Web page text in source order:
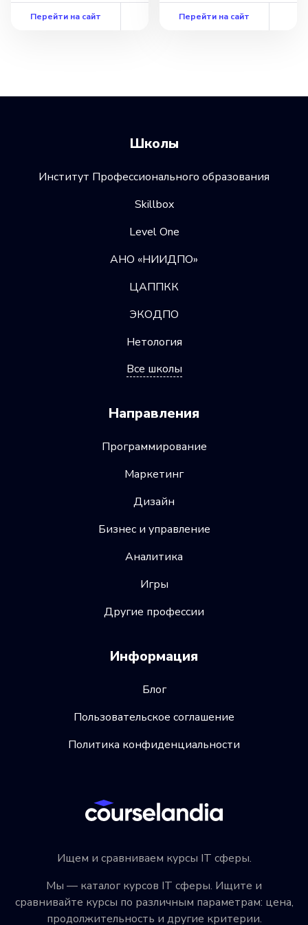
Перейти на сайт Перейти на сайт
Ищем и сравниваем курсы IT сферы.
Мы — каталог курсов IT сферы. Ищите и
сравнивайте курсы по различным параметрам: цена,
продолжительность и другие критерии.
Школы
Институт Профессионального образования
Skillbox
Level One
АНО «НИИДПО»
ЦАППКК
ЭКОДПО
Нетология
Все школы
Направления
Программирование
Маркетинг
Дизайн
Бизнес и управление
Аналитика
Игры
Другие профессии
Информация
Блог
Пользовательское соглашение
Политика конфиденциальности